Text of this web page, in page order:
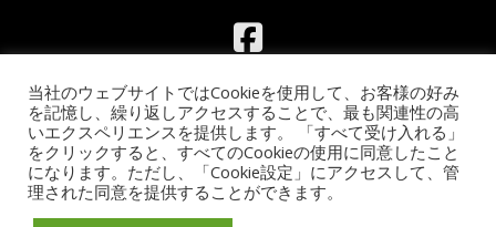
Copyright © 2026 レンタルボルダリングウォール.com｜イベント
向け移動式ウォールのレンタル【全国対応】
当社のウェブサイトではCookieを使用して、お客様の好み
を記憶し、繰り返しアクセスすることで、最も関連性の高
いエクスペリエンスを提供します。 「すべて受け入れる」
をクリックすると、すべてのCookieの使用に同意したこと
になります。ただし、「Cookie設定」にアクセスして、管
理された同意を提供することができます。